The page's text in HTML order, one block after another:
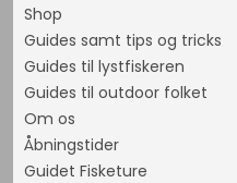
Shop
Guides samt tips og tricks
Guides til lystfiskeren
Guides til outdoor folket
Om os
Åbningstider
Guidet Fisketure